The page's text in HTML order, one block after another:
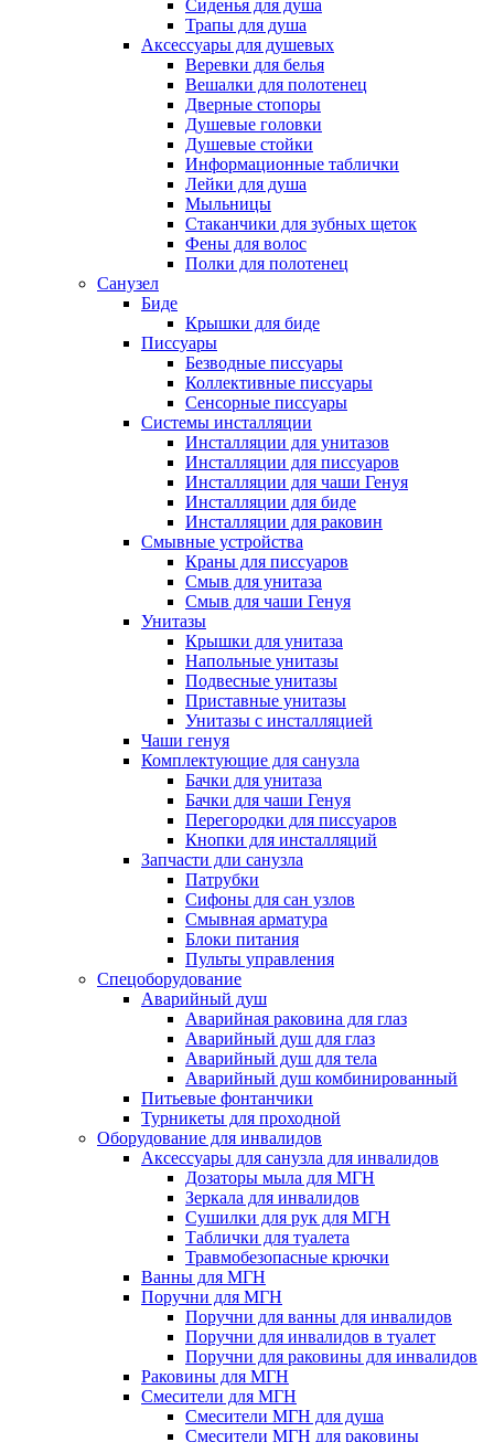
Сиденья для душа
Трапы для душа
Аксессуары для душевых
Веревки для белья
Вешалки для полотенец
Дверные стопоры
Душевые головки
Душевые стойки
Информационные таблички
Лейки для душа
Мыльницы
Стаканчики для зубных щеток
Фены для волос
Полки для полотенец
Санузел
Биде
Крышки для биде
Писсуары
Безводные писсуары
Коллективные писсуары
Сенсорные писсуары
Системы инсталляции
Инсталляции для унитазов
Инсталляции для писсуаров
Инсталляции для чаши Генуя
Инсталляции для биде
Инсталляции для раковин
Смывные устройства
Краны для писсуаров
Смыв для унитаза
Смыв для чаши Генуя
Унитазы
Крышки для унитаза
Напольные унитазы
Подвесные унитазы
Приставные унитазы
Унитазы с инсталляцией
Чаши генуя
Комплектующие для санузла
Бачки для унитаза
Бачки для чаши Генуя
Перегородки для писсуаров
Кнопки для инсталляций
Запчасти дли санузла
Патрубки
Сифоны для сан узлов
Смывная арматура
Блоки питания
Пульты управления
Спецоборудование
Аварийный душ
Аварийная раковина для глаз
Аварийный душ для глаз
Аварийный душ для тела
Аварийный душ комбинированный
Питьевые фонтанчики
Турникеты для проходной
Оборудование для инвалидов
Аксессуары для санузла для инвалидов
Дозаторы мыла для МГН
Зеркала для инвалидов
Сушилки для рук для МГН
Таблички для туалета
Травмобезопасные крючки
Ванны для МГН
Поручни для МГН
Поручни для ванны для инвалидов
Поручни для инвалидов в туалет
Поручни для раковины для инвалидов
Раковины для МГН
Смесители для МГН
Смесители МГН для душа
Смесители МГН для раковины